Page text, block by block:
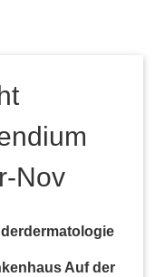
Nov
Auf der